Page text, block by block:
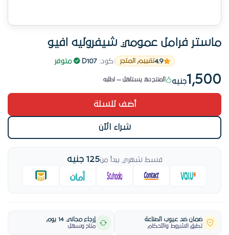
ماستر فرامل عمومي شيفروليه افيو
4.9تقييم المتجر كود: D107 متوفر
1,500جنيه
وصل حديثاً
المنتج ده يستاهل — اطلبه
تم بيع 8 قطعة
باقي قطعة واحدة — اطلب فوراً
أضف للسلة
شراء الآن
قسط شهري يبدأ من125 جنيه
ضمان ضد عيوب الصناعة
تطبق الشروط والأحكام
إرجاع مجاني 14 يوم
متاح وسهل